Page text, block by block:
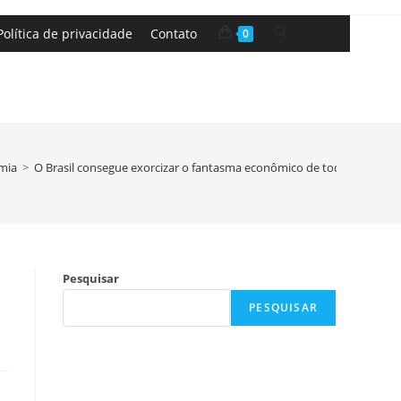
de privacidade Contato 0
> O Brasil consegue exorcizar o fantasma econômico de toda uma
Pesquisar
PESQUISAR